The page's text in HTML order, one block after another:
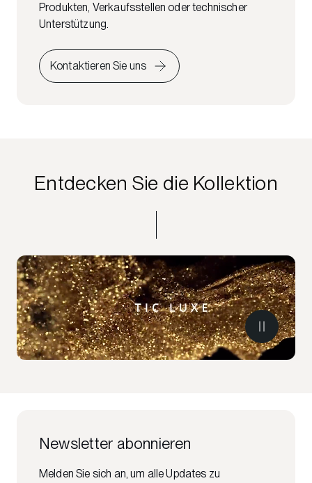
Produkten, Verkaufsstellen oder technischer
Unterstützung.
Kontaktieren Sie uns
Entdecken Sie die Kollektion
Newsletter abonnieren
Melden Sie sich an, um alle Updates zu